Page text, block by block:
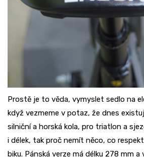
Prostě je to věda, vymyslet sedlo na
když vezmeme v potaz, že dnes
silniční a horská kola, pro triatlon a
i délek, tak proč nemít něco, co
biku. Pánská verze má délku 278 mm